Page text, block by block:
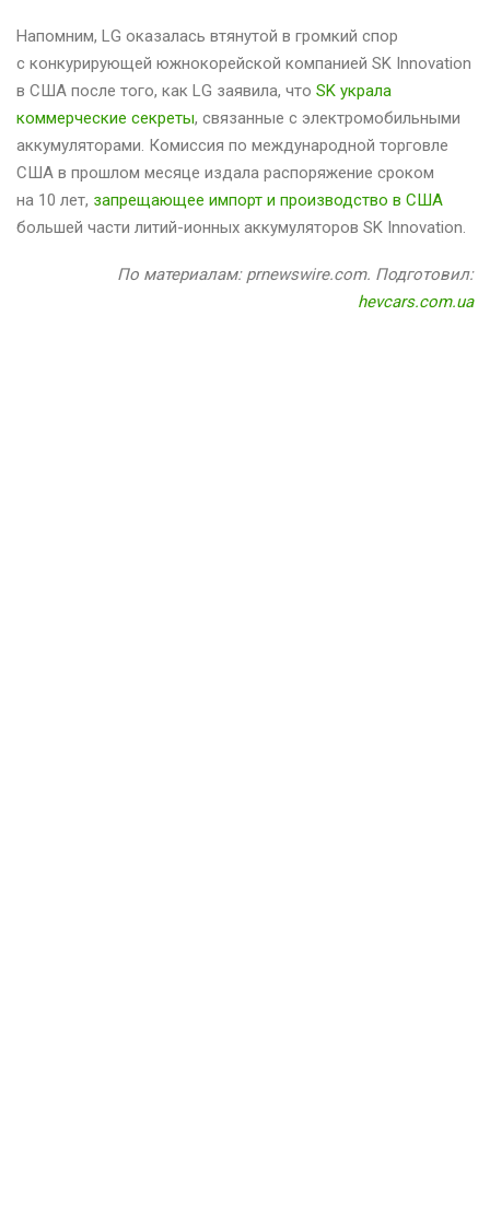
Напомним, LG оказалась втянутой в громкий спор
с конкурирующей южнокорейской компанией SK Innovation
в США после того, как LG заявила, что SK украла
коммерческие секреты, связанные с электромобильными
аккумуляторами. Комиссия по международной торговле
США в прошлом месяце издала распоряжение сроком
на 10 лет, запрещающее импорт и производство в США
большей части литий-ионных аккумуляторов SK Innovation.
По материалам: prnewswire.com. Подготовил:
hevcars.com.ua